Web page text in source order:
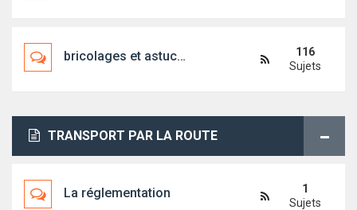
bricolages et astuces diverses
116
Sujets
TRANSPORT PAR LA ROUTE
La réglementation
1
Sujets